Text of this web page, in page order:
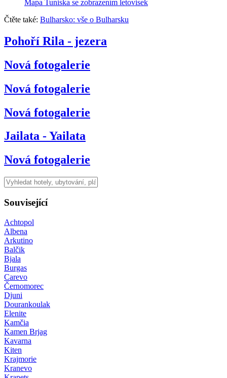
Mapa Tuniska se zobrazením letovisek
Čtěte také: Bulharsko: vše o Bulharsku
Pohoří Rila - jezera
Nová fotogalerie
Nová fotogalerie
Nová fotogalerie
Jailata - Yailata
Nová fotogalerie
Související
Achtopol
Albena
Arkutino
Balčik
Bjala
Burgas
Carevo
Černomorec
Djuni
Dourankoulak
Elenite
Kamčia
Kamen Brjag
Kavarna
Kiten
Krajmorie
Kranevo